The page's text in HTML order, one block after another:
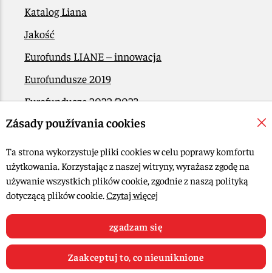
Katalog Liana
Jakość
Eurofunds LIANE – innowacja
Eurofundusze 2019
Eurofundusze 2022/2023
EÚ Plán obnovy
Kontakt
© 2015-2026, LIANA GOLIAŠ s.r.o. Wszelkie prawa zastrzeżone.
Edytuj ustawienia plików cookie
Zásady používania cookies
Ta strona wykorzystuje pliki cookies w celu poprawy komfortu
użytkowania. Korzystając z naszej witryny, wyrażasz zgodę na
używanie wszystkich plików cookie, zgodnie z naszą polityką
dotyczącą plików cookie. Czytaj więcej
zgadzam się
Zaakceptuj to, co nieuniknione